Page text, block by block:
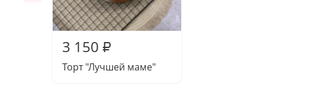
3 150 ₽
Торт "Лучшей маме"